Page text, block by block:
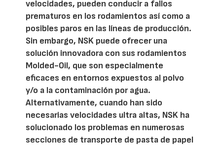
velocidades, pueden conducir a fallos
prematuros en los rodamientos así como a
posibles paros en las líneas de producción.
Sin embargo, NSK puede ofrecer una
solución innovadora con sus rodamientos
Molded-Oil, que son especialmente
eficaces en entornos expuestos al polvo
y/o a la contaminación por agua.
Alternativamente, cuando han sido
necesarias velocidades ultra altas, NSK ha
solucionado los problemas en numerosas
secciones de transporte de pasta de papel